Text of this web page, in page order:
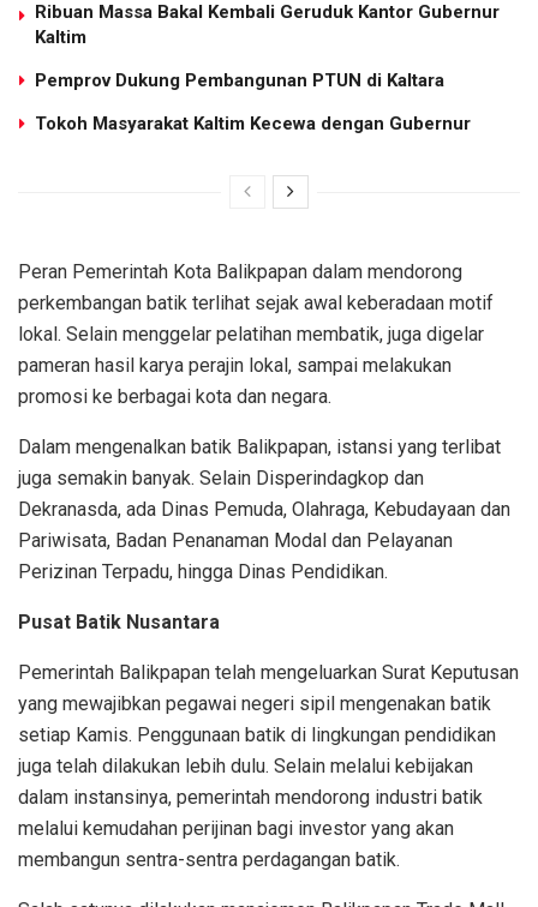
Ribuan Massa Bakal Kembali Geruduk Kantor Gubernur
Kaltim
Pemprov Dukung Pembangunan PTUN di Kaltara
Tokoh Masyarakat Kaltim Kecewa dengan Gubernur
Peran Pemerintah Kota Balikpapan dalam mendorong
perkembangan batik terlihat sejak awal keberadaan motif
lokal. Selain menggelar pelatihan membatik, juga digelar
pameran hasil karya perajin lokal, sampai melakukan
promosi ke berbagai kota dan negara.
Dalam mengenalkan batik Balikpapan, istansi yang terlibat
juga semakin banyak. Selain Disperindagkop dan
Dekranasda, ada Dinas Pemuda, Olahraga, Kebudayaan dan
Pariwisata, Badan Penanaman Modal dan Pelayanan
Perizinan Terpadu, hingga Dinas Pendidikan.
Pusat Batik Nusantara
Pemerintah Balikpapan telah mengeluarkan Surat Keputusan
yang mewajibkan pegawai negeri sipil mengenakan batik
setiap Kamis. Penggunaan batik di lingkungan pendidikan
juga telah dilakukan lebih dulu. Selain melalui kebijakan
dalam instansinya, pemerintah mendorong industri batik
melalui kemudahan perijinan bagi investor yang akan
membangun sentra-sentra perdagangan batik.